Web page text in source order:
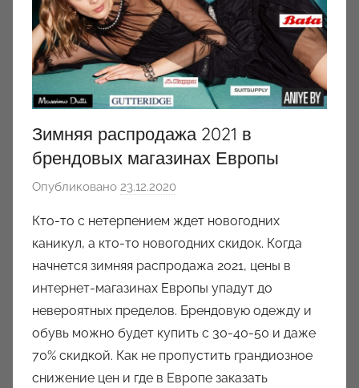
Зимняя распродажа 2021 в
брендовых магазинах Европы
Опубликовано 23.12.2020
т
о
р
о
м
a
u
k
Кто-то с нетерпением ждет новогодних
каникул, а кто-то новогодних скидок. Когда
начнется зимняя распродажа 2021, цены в
интернет-магазинах Европы упадут до
невероятных пределов. Брендовую одежду и
обувь можно будет купить с 30-40-50 и даже
70% скидкой. Как не пропустить грандиозное
снижение цен и где в Европе заказать